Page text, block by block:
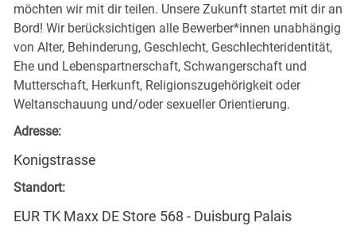
möchten wir mit dir teilen. Unsere Zukunft startet mit dir an
Bord! Wir berücksichtigen alle Bewerber*innen unabhängig
von Alter, Behinderung, Geschlecht, Geschlechteridentität,
Ehe und Lebenspartnerschaft, Schwangerschaft und
Mutterschaft, Herkunft, Religionszugehörigkeit oder
Weltanschauung und/oder sexueller Orientierung.
Adresse:
Konigstrasse
Standort:
EUR TK Maxx DE Store 568 - Duisburg Palais